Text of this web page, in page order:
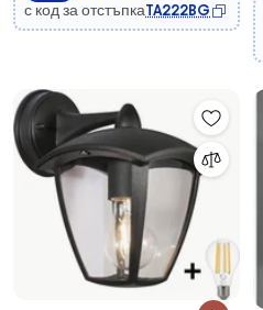
с код за отстъпкаTA222BG